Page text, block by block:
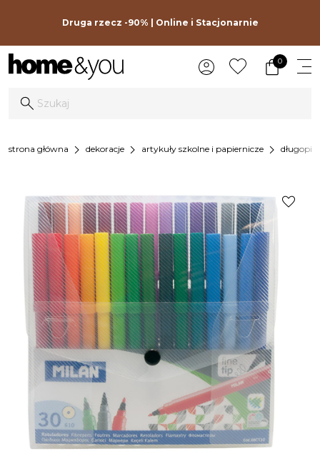
Druga rzecz -90% | Online i Stacjonarnie
0
strona główna chevron_right dekoracje chevron_right artykuły szkolne i papiernicze chevron_right
favorite